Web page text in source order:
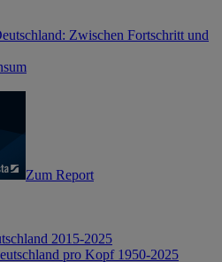
Zwischen Fortschritt und
Zum Report
2015-2025
pro Kopf 1950-2025